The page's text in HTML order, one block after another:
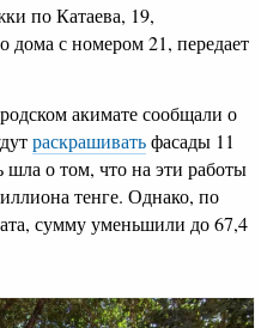
по Катаева, 19,
дома с номером 21, передает
акимате сообщали о
раскрашиватьфасады 11
о том, что на эти работы
тенге. Однако, по
сумму уменьшили до 67,4